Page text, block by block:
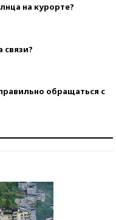
на курорте?
связи?
обращаться с